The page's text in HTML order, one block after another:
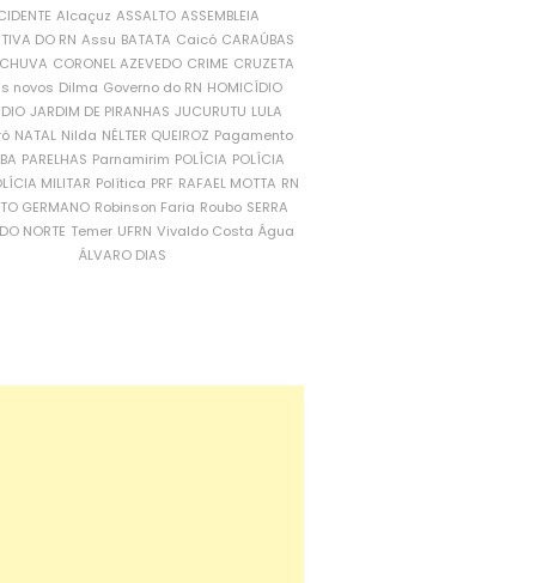
Alcaçuz ASSALTO ASSEMBLEIA
DO RN Assu BATATA Caicó CARAÚBAS
CORONEL AZEVEDO CRIME CRUZETA
novos Dilma Governo do RN HOMICÍDIO
JARDIM DE PIRANHAS JUCURUTU LULA
NATAL Nilda NÉLTER QUEIROZ Pagamento
PARELHAS Parnamirim POLÍCIA POLÍCIA
MILITAR Política PRF RAFAEL MOTTA RN
GERMANO Robinson Faria Roubo SERRA
NORTE Temer UFRN Vivaldo Costa Água
ÁLVARO DIAS